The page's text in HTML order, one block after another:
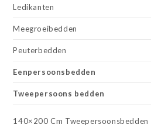
Ledikanten
Meegroeibedden
Peuterbedden
Eenpersoonsbedden
Tweepersoons bedden
140×200 Cm Tweepersoonsbedden